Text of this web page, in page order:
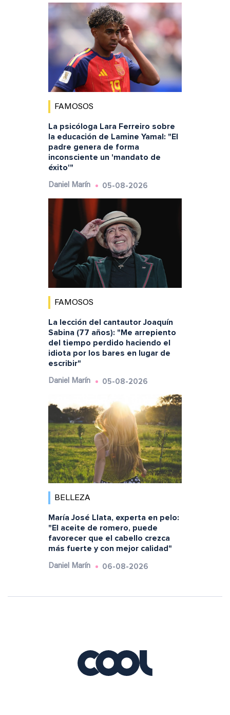
FAMOSOS
La psicóloga Lara Ferreiro sobre
la educación de Lamine Yamal: "El
padre genera de forma
inconsciente un 'mandato de
éxito'"
Daniel Marín 05-08-2026
FAMOSOS
La lección del cantautor Joaquín
Sabina (77 años): "Me arrepiento
del tiempo perdido haciendo el
idiota por los bares en lugar de
escribir"
Daniel Marín 05-08-2026
BELLEZA
María José Llata, experta en pelo:
"El aceite de romero, puede
favorecer que el cabello crezca
más fuerte y con mejor calidad"
Daniel Marín 06-08-2026